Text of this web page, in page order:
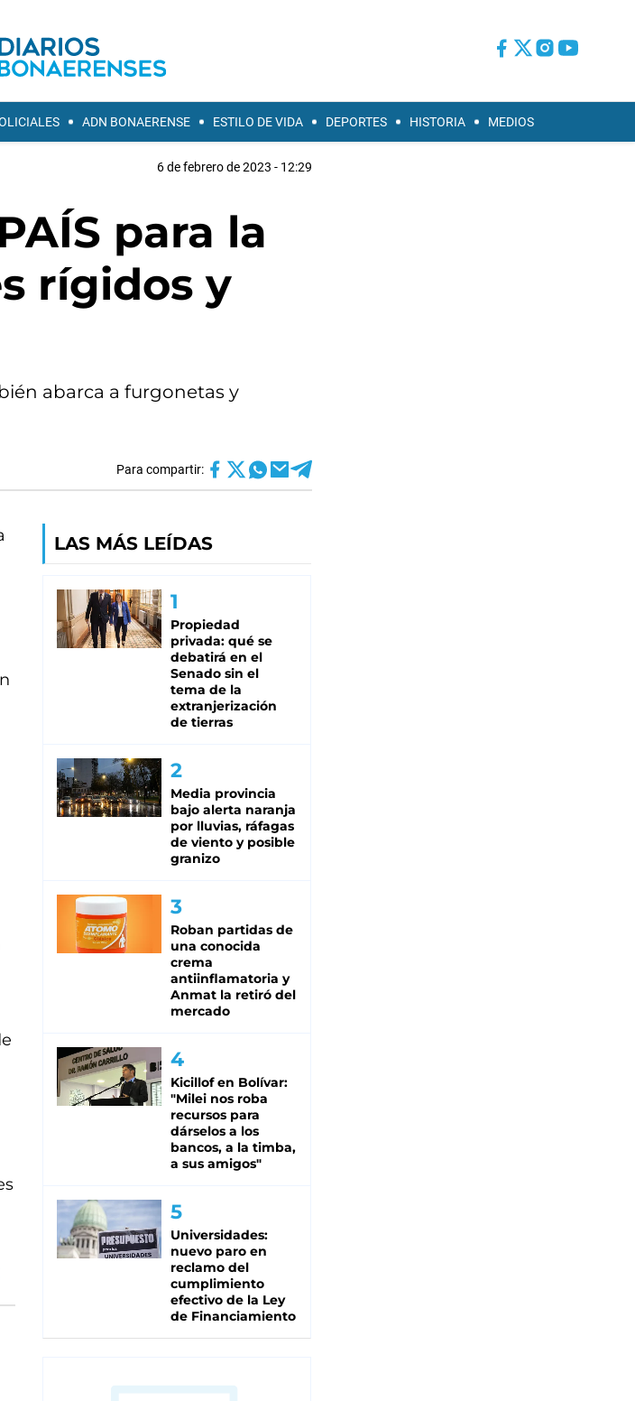
ADN BONAERENSE ESTILO DE VIDA DEPORTES HISTORIA MEDIOS
6 de febrero de 2023 - 12:29
para la
rígidos y
abarca a furgonetas y
Para compartir:
LAS MÁS LEÍDAS
Propiedad
privada: qué se
debatirá en el
Senado sin el
tema de la
extranjerización
de tierras
Media provincia
bajo alerta naranja
por lluvias, ráfagas
de viento y posible
granizo
Roban partidas de
una conocida
crema
antiinflamatoria y
Anmat la retiró del
mercado
Kicillof en Bolívar:
"Milei nos roba
recursos para
dárselos a los
bancos, a la timba,
a sus amigos"
Universidades:
nuevo paro en
reclamo del
cumplimiento
efectivo de la Ley
de Financiamiento